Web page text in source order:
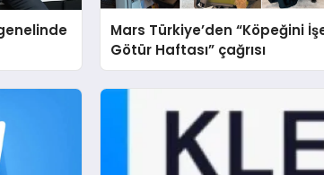
Mars Türkiye’den “Köpeğini
Götür Haftası” çağrısı